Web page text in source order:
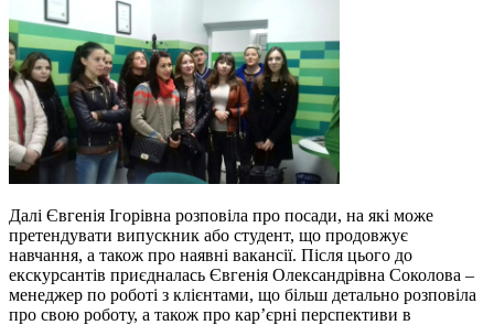
Далі Євгенія Ігорівна розповіла про посади, на які може
претендувати випускник або студент, що продовжує
навчання, а також про наявні вакансії. Після цього до
екскурсантів приєдналась Євгенія Олександрівна Соколова –
менеджер по роботі з клієнтами, що більш детально розповіла
про свою роботу, а також про кар’єрні перспективи в